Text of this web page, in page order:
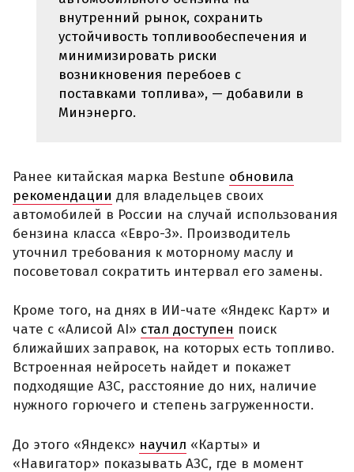
внутренний рынок, сохранить
устойчивость топливообеспечения и
минимизировать риски
возникновения перебоев с
поставками топлива», — добавили в
Минэнерго.
Ранее китайская марка Bestune обновила
рекомендации для владельцев своих
автомобилей в России на случай использования
бензина класса «Евро-3». Производитель
уточнил требования к моторному маслу и
посоветовал сократить интервал его замены.
Кроме того, на днях в ИИ-чате «Яндекс Карт» и
чате с «Алисой AI» стал доступен поиск
ближайших заправок, на которых есть топливо.
Встроенная нейросеть найдет и покажет
подходящие АЗС, расстояние до них, наличие
нужного горючего и степень загруженности.
До этого «Яндекс» научил «Карты» и
«Навигатор» показывать АЗС, где в момент